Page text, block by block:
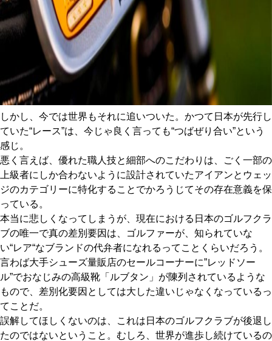
しかし、今では世界もそれに追いついた。かつて日本が先行し
ていた“レース”は、今じゃ良く言っても“つばぜり合い”という
感じ。
悪く言えば、優れた職人技と細部へのこだわりは、ごく一部の
上級者にしか合わないように設計されていたアイアンとウェッ
ジのカテゴリーに特化することでかろうじてその存在意義を保
っている。
本当に悲しくなってしまうが、現在における日本のゴルフクラ
ブの唯一で真の差別要因は、ゴルファーが、知られていな
い“レア“なブランドの代弁者になれるってことくらいだろう。
言わば大手シューズ量販店のセールコーナーに”レッドソー
ル”でおなじみの高級靴「ルブタン」が陳列されているような
もので、差別化要因としては大した違いじゃなくなっているっ
てことだ。
誤解してほしくないのは、これは日本のゴルフクラブが後退し
たのではないということ。むしろ、世界が進歩し続けているの